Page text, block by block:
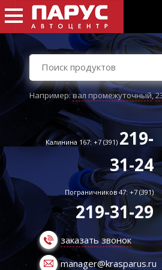
Например:вал промежуточный,
Калинина 167: +7 (391) 219-
31-24
Пограничников 47: +7 (391)
219-31-29
заказать звонок
manager@krasparus.ru